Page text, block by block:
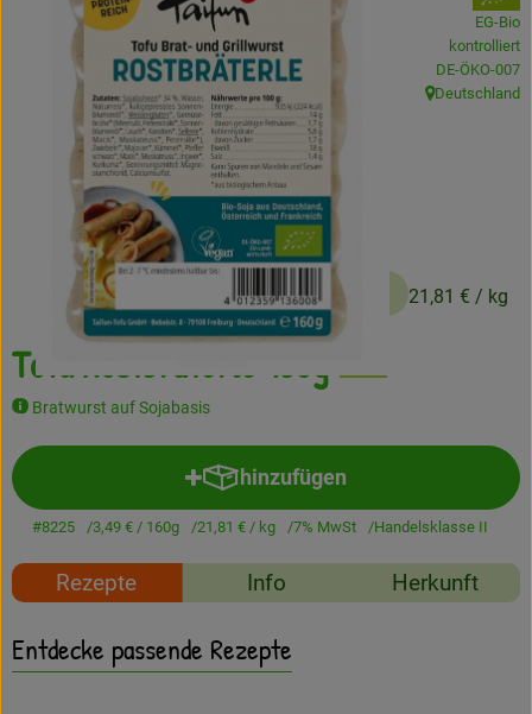
Obst & Gemüse
Frisches
Angebote
Haltbares
Getränke
Naturkosmetik
Drogerie
Gratis Ökokiste im Wert von 25 Euro
Kundenbrief
Amperhof-Blog
Über uns
Tofu Rostbräterle 160g
Bratwurst auf Sojabasis
3,49 € / 160g 21,81 € / kg
EG-Bio
kontrolliert
, Kontrollstelle:
DE-ÖKO-007
, Herkunft:
Deutschland
hinzufügen
Produkt zum Warenkorb
#8225 3,49 € / 160g 21,81 € / kg 7% MwSt Handelsklasse II
Rezepte Info Herkunft
Entdecke passende Rezepte